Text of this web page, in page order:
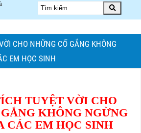
CHO NHỮNG CỐ GẮNG KHÔNG
EM HỌC SINH
TUYỆT VỜI CHO
KHÔNG NGỪNG
CÁC EM HỌC SINH